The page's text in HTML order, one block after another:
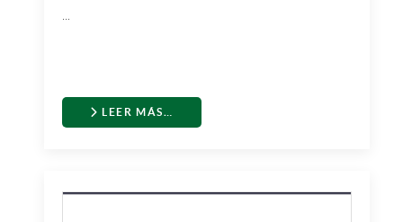
...
LEER MÁS…